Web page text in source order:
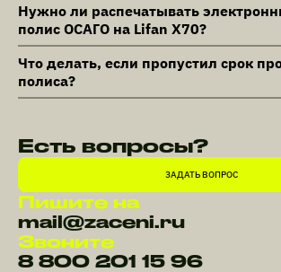
Нужно ли распечатывать
полис ОСАГО на Lifan X70?
Что делать, если пропустил срок
полиса?
Есть вопросы?
ЗАДАТЬ ВОПРОС
Пишите на
mail@zaceni.ru
Звоните
8 800 201 15 96